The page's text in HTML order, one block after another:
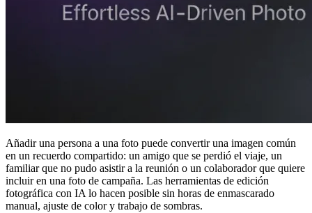
Añadir una persona a una foto puede convertir una imagen común
en un recuerdo compartido: un amigo que se perdió el viaje, un
familiar que no pudo asistir a la reunión o un colaborador que quiere
incluir en una foto de campaña. Las herramientas de edición
fotográfica con IA lo hacen posible sin horas de enmascarado
manual, ajuste de color y trabajo de sombras.